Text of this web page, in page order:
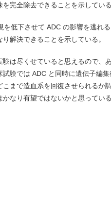
完全除去できることを示してい
を低下させて ADC の影響を逃れ
解決できることを示している。
は尽くせていると思えるので、
試験では ADC と同時に遺伝子編
まで造血系を回復させられるか
なり有望ではないかと思ってい